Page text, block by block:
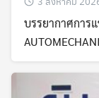
บรรยากาศการ